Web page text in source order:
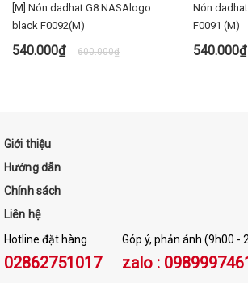
[M] Nón lưỡi trai Run K Bio
챙길이 7.2 cm
[M] Nón dadhat G8 NASAlogo
black F0092(M)
540.000₫ 600.000₫
Nón
F0091 (M)
540.000₫
Giới thiệu
Hướng dẫn
Chính sách
Liên hệ
Hotline đặt hàng
02862751017
Góp ý, phản ánh (9h00 -
zalo :